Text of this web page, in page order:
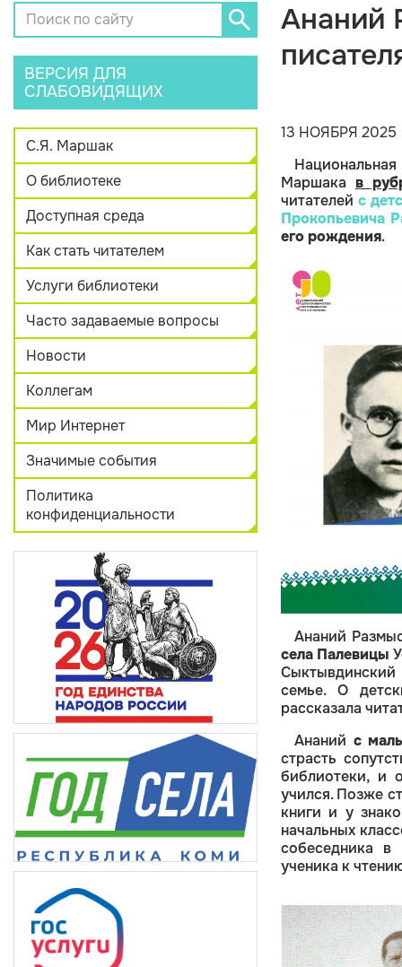
ВЕРСИЯ ДЛЯ
СЛАБОВИДЯЩИХ
С.Я. Маршак
О библиотеке
Доступная среда
Как стать читателем
Услуги библиотеки
Часто задаваемые вопросы
Новости
Коллегам
Мир Интернет
Значимые события
Политика
конфиденциальности
Ананий
13 НОЯБРЯ 2025
Маршака в
читателейс
Прокопьевича
его рождения.
Ананий
села Палевицы
семье. О
рассказала
Ананий с
страсть
библиотеки, и
учился. Позже
книги и у
начальных
собеседника в
ученика к